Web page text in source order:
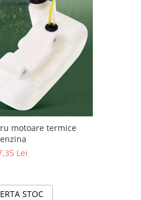
motoare termice
Lei
STOC